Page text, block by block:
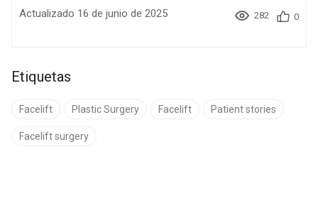
desglosará los precios medios, lo que está incluido, có...
Actualizado 16 de junio de 2025 282 0
Etiquetas
Facelift Plastic Surgery Facelift Patient stories
Facelift surgery